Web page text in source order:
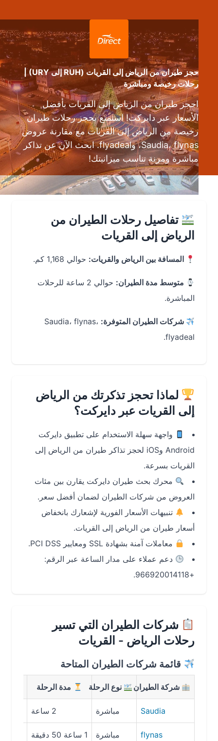
حجز طيران من الرياض إلى القريات (RUH إلى URY) |
رحلات رخيصة ومباشرة
احجز طيران من الرياض إلى القريات بأفضل
الأسعار عبر دايركت! استمتع بحجز رحلات طيران
رخيصة من الرياض إلى القريات مع مقارنة عروض
Saudia، flynas، وflyadeal. ابحث الآن عن تذاكر
مباشرة ومرنة تناسب ميزانيتك!
تفاصيل رحلات الطيران من
الرياض إلى القريات
المسافة بين الرياض والقريات:حوالي 1,168 كم.
متوسط مدة الطيران:
حوالي 2 ساعة للرحلات
المباشرة.
شركات الطيران المتوفرة: Saudia، flynas،
flyadeal.
لماذا تحجز تذكرتك من الرياض
إلى القريات عبر دايركت؟
واجهة سهلة الاستخدام على تطبيق دايركت
Android وiOS لحجز تذاكر طيران من الرياض إلى
القريات بسرعة.
محرك بحث طيران دايركت يقارن بين مئات
العروض من شركات الطيران لضمان أفضل سعر.
تنبيهات الأسعار الفورية لإشعارك بانخفاض
أسعار طيران من الرياض إلى القريات.
معاملات آمنة بشهادة SSL ومعايير PCI DSS.
دعم عملاء على مدار الساعة عبر الرقم:
شركات الطيران التي تسير
رحلات الرياض - القريات
قائمة شركات الطيران المتاحة
شركة الطيران نوع الرحلة مدة الرحلة
Saudia مباشرة 500 ريال سعودي
flynas مباشرة 1 ساعة 50 دقيقة 450 ريال سعودي